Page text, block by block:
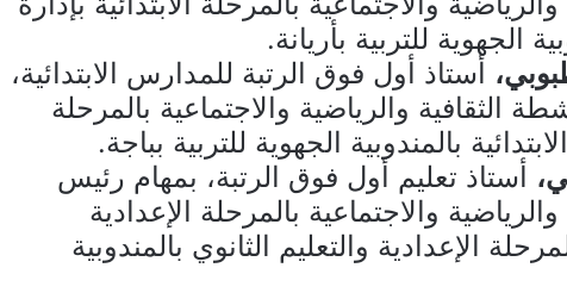
الجهوية للتربية بأريانة.
أستاذ أول فوق الرتبة للمدارس الابتدائية،
الثقافية والرياضية والاجتماعية بالمرحلة
بالمندوبية الجهوية للتربية بباجة.
أستاذ تعليم أول فوق الرتبة، بمهام رئيس
والاجتماعية بالمرحلة الإعدادية
الإعدادية والتعليم الثانوي بالمندوبية